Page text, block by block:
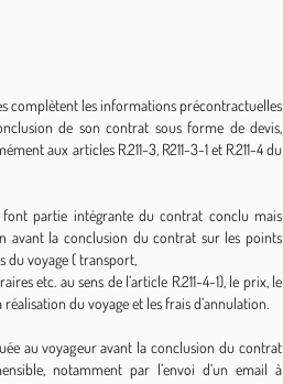
complètent les informations précontractuelles
de son contrat sous forme de devis,
aux articles R.211-3, R211-3-1 et R.211-4 du
partie intégrante du contrat conclu mais
avant la conclusion du contrat sur les points
du voyage ( transport,
etc. au sens de l’article R.211-4-1), le prix, le
du voyage et les frais d’annulation.
au voyageur avant la conclusion du contrat
notamment par l’envoi d’un email à